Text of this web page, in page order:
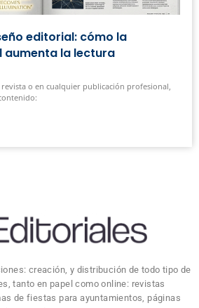
editorial: cómo la
aumenta la lectura
o en cualquier publicación profesional,
creación, y distribución de todo tipo de
tanto en papel como online: revistas
de fiestas para ayuntamientos, páginas